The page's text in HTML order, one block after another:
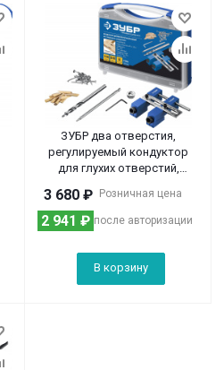
ЗУБР два отверстия,
регулируемый кондуктор
для глухих отверстий,
Розничная цена
3 680 ₽
после авторизации
2 941 ₽
В корзину